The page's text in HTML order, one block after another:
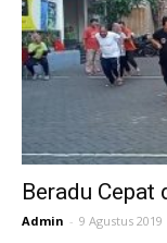
Beradu Cepat
Admin - 9 Agustus 2019